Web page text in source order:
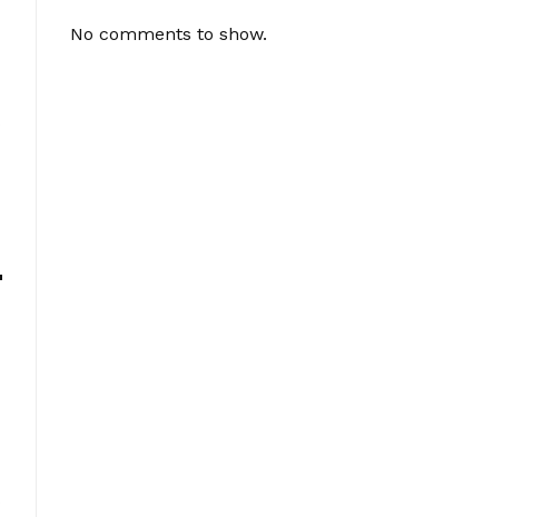
No comments to show.